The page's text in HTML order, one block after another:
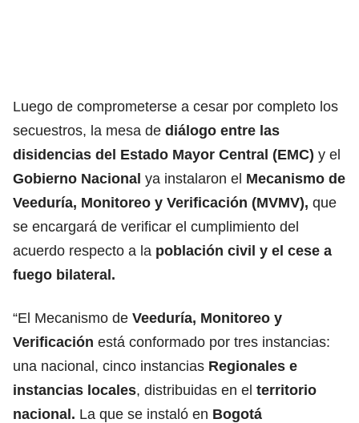
Luego de comprometerse a cesar por completo los
secuestros, la mesa de diálogo entre las
disidencias del Estado Mayor Central (EMC) y el
Gobierno Nacional ya instalaron el Mecanismo de
Veeduría, Monitoreo y Verificación (MVMV), que
se encargará de verificar el cumplimiento del
acuerdo respecto a la población civil y el cese a
fuego bilateral.
“El Mecanismo de Veeduría, Monitoreo y
Verificación está conformado por tres instancias:
una nacional, cinco instancias Regionales e
instancias locales, distribuidas en el territorio
nacional. La que se instaló en Bogotá